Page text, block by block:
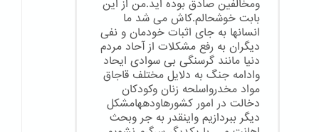
ومخالفین صادق بوده اید.من از این
بابت خوشحالم.کاش می شد ما
انسانها به جای اثبات خودمان و نفی
دیگران به رفع مشکلات از آحاد مردم
دنیا مانند گرسنگی بی سوادی ایحاد
وادامه جنگ به دلایل مختلف قاجاق
مواد مخدرواسلحه زنان وکودکان
دخالت در امور کشورهاودههامشکل
دیگر ببردازیم واینقدر به جر وبحث